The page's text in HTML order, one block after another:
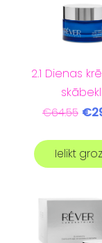
2.1 Dienas
€64.55
Ielikt